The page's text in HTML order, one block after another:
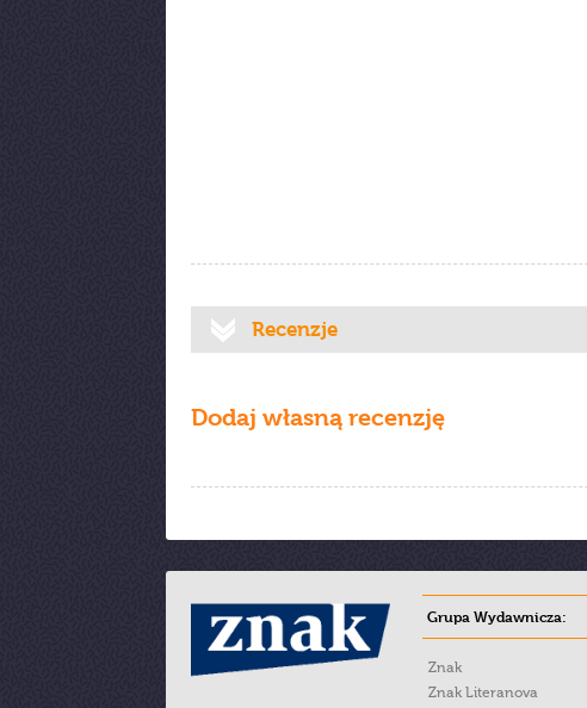
Recenzje
Dodaj własną recenzję
Grupa Wydawnicza:
Znak
Znak Literanova